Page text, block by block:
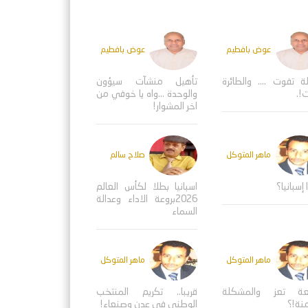
عوض بافطيم
تفوت .... والطائرة
عوض بافطيم
تأهيل منشآت سيؤون
والوحدة ...واه يا خوفي من
اخر المشوار!
ماهر المتوكل
إسبانيا؟
صلاح سالم
اسبانيا بطلا لكأس العالم
2026بروعة الاداء وعدالة
السماء
ماهر المتوكل
تعز والمشكلة
ماهر المتوكل
قريبا.. تكريم المنتخب
الوطني في عدن وصنعاء!